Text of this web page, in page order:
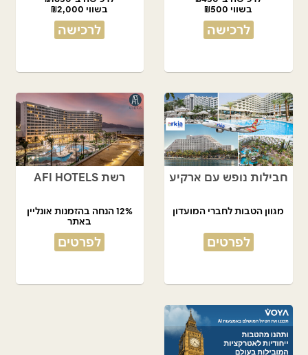
בשווי ₪500
לרכישה
בשווי ₪2,000
לרכישה
חבילות נופש עם ארקיע
מגוון הטבות לחברי המועדון
לפרטים
רשת AFI HOTELS
12% הנחה בהזמנות אונליין
באתר
לפרטים